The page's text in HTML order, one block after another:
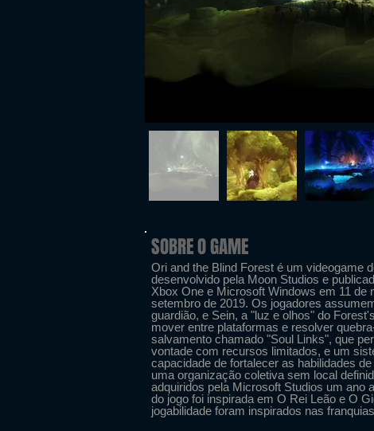
SOBRE O GAME
Ori and the Blind Forest é um videogame
desenvolvido pela Moon Studios e
Xbox One e Microsoft Windows em 11 de
setembro de 2019. Os jogadores
guardião, e Sein, a "luz e olhos" do
mover entre plataformas e resolver
salvamento chamado "Soul Links", que
vontade com recursos limitados, e um
capacidade de fortalecer as habilidades
uma organização coletiva sem local
adquiridos pela Microsoft Studios um ano
do jogo foi inspirada em O Rei Leão e O
jogabilidade foram inspirados nas